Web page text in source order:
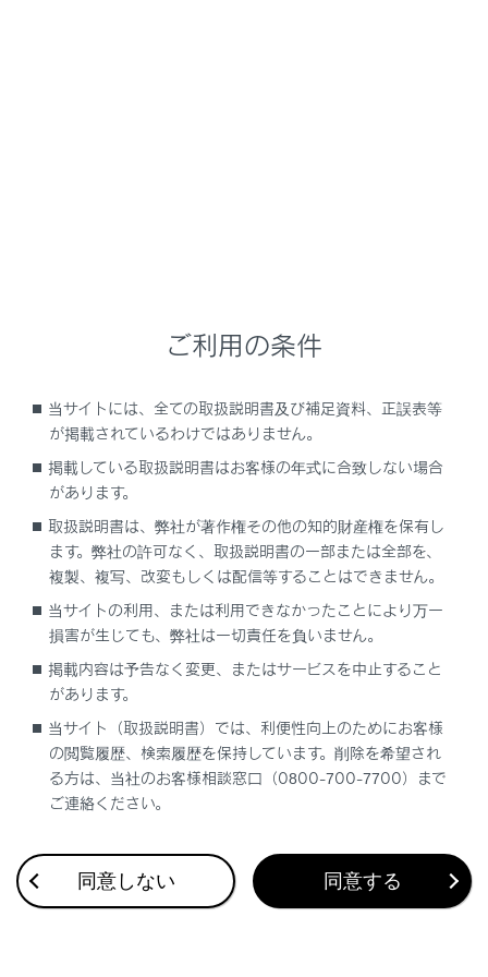
安心降車アシストの役割
安心降車アシストのON/OFFを切りかえる
合わせて見られているページ
Lexus Teammate Advanced Park
最適な車間距離を保って追従走行する
低速走行時に障害物の接近を知らせる
このページは役に立ちましたか？
ご利用の条件
当サイトには、全ての取扱説明書及び補足資料、正誤表等
が掲載されているわけではありません。
掲載している取扱説明書はお客様の年式に合致しない場合
があります。
取扱説明書は、弊社が著作権その他の知的財産権を保有し
ます。弊社の許可なく、取扱説明書の一部または全部を、
複製、複写、改変もしくは配信等することはできません。
当サイトの利用、または利用できなかったことにより万一
損害が生じても、弊社は一切責任を負いません。
掲載内容は予告なく変更、またはサービスを中止すること
があります。
当サイト（取扱説明書）では、利便性向上のためにお客様
の閲覧履歴、検索履歴を保持しています。削除を希望され
る方は、当社のお客様相談窓口（0800-700-7700）まで
ご連絡ください。
同意しない 同意する